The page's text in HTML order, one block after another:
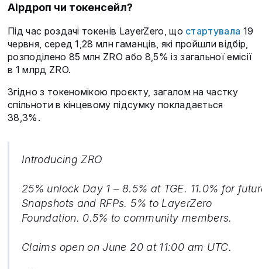
Аірдроп чи токенсейл?
Під час роздачі токенів LayerZero, що стартувала 19
червня, серед 1,28 млн гаманців, які пройшли відбір,
розподілено 85 млн ZRO або 8,5% із загальної емісії
в 1 млрд ZRO.
Згідно з токеномікою проєкту, загалом на частку
спільноти в кінцевому підсумку покладається
38,3%.
Introducing ZRO
25% unlock Day 1 – 8.5% at TGE. 11.0% for
Snapshots and RFPs. 5% to LayerZero
Foundation. 0.5% to community members.
Claims open on June 20 at 11:00 am UTC.